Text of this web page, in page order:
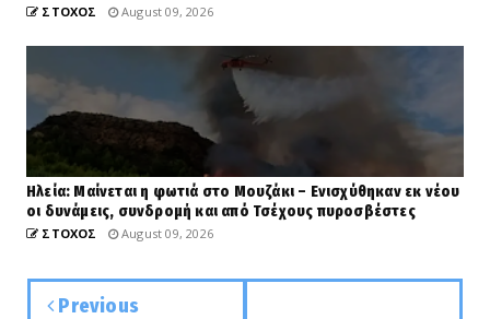
ΣΤΟΧΟΣ August 09, 2026
Ηλεία: Μαίνεται η φωτιά στο Μουζάκι – Ενισχύθηκαν εκ νέου
οι δυνάμεις, συνδρομή και από Τσέχους πυροσβέστες
ΣΤΟΧΟΣ August 09, 2026
Previous